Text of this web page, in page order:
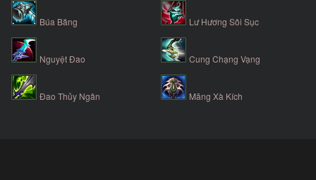
Búa Băng Lư Hương Sôi Sục
Nguyệt Đao Cung Chạng Vạng
Đao Thủy Ngân Mãng Xà Kích